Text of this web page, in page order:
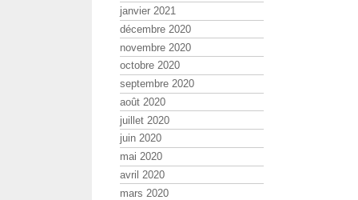
janvier 2021
décembre 2020
novembre 2020
octobre 2020
septembre 2020
août 2020
juillet 2020
juin 2020
mai 2020
avril 2020
mars 2020